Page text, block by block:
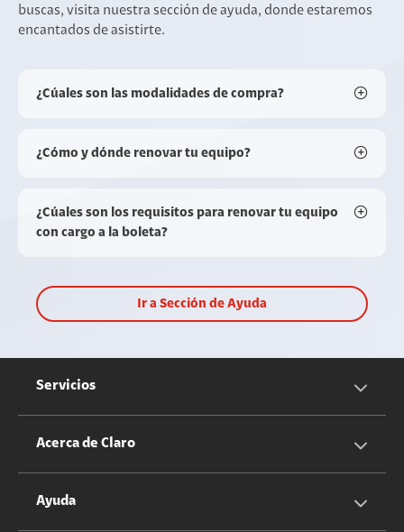
buscas, visita nuestra sección de ayuda, donde estaremos
encantados de asistirte.
¿Cúales son las modalidades de compra?
¿Cómo y dónde renovar tu equipo?
¿Cúales son los requisitos para renovar tu equipo
con cargo a la boleta?
Ir a Sección de Ayuda
Servicios
Servicios Móviles
Acerca de Claro
Información Corporativa
Ayuda